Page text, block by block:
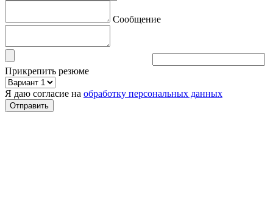
Сообщение
Прикрепить резюме
Я даю согласие на обработку персональных данных